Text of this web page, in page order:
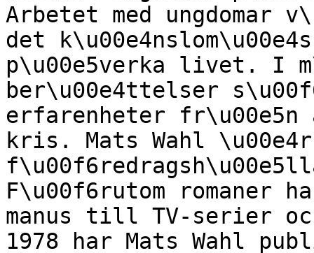
Arbetet med ungdomar
det
p\u00e5verka livet. I
ber\u00e4ttelser
erfarenheter fr\u00e5n
kris. Mats Wahl
F\u00f6rutom romaner
manus till TV-serier
1978 har Mats Wahl